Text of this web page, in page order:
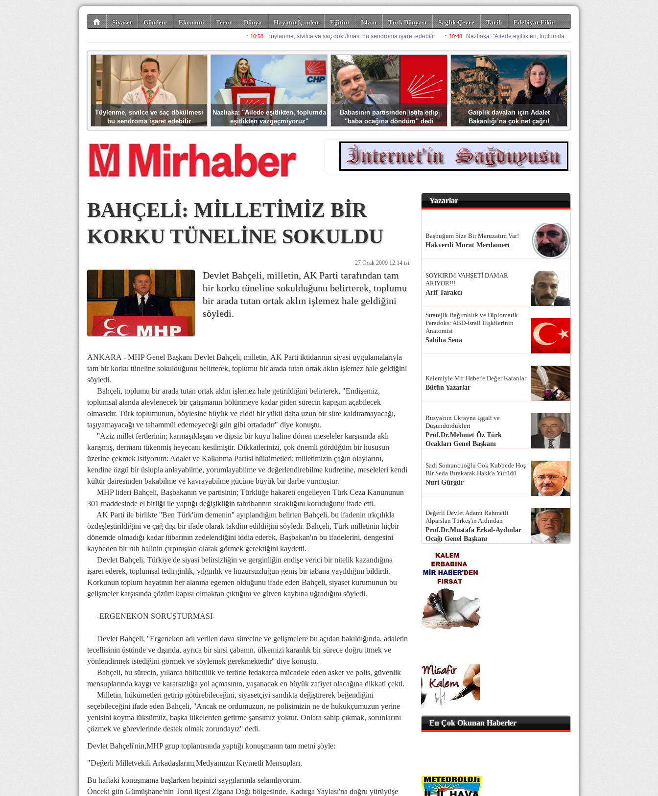
Siyaset Gündem Ekonomi Terör Dünya Hayatın İçinden Eğitim İslam Türk Dünyası Sağlık-Çevre Tarih
Edebiyat-Fikir
Spor Misafir Kalem Foto Galeriler
Tüylenme, sivilce ve saç dökülmesi
bu sendroma işaret edebilir
Nazlıaka: ''Ailede eşitlikten, toplumda
eşitlikten vazgeçmiyoruz''
Babasının partisinden istifa edip
''baba ocağına döndüm'' dedi
Gaiplik davaları için Adalet
Bakanlığı’na çok net çağrı!
BAHÇELİ: MİLLETİMİZ BİR
KORKU TÜNELİNE SOKULDU
27 Ocak 2009 12:14 tsi
Devlet Bahçeli, milletin, AK Parti tarafından tam
bir korku tüneline sokulduğunu belirterek, toplumu
bir arada tutan ortak aklın işlemez hale geldiğini
söyledi.
ANKARA - MHP Genel Başkanı Devlet Bahçeli, milletin, AK Parti iktidarının siyasi uygulamalarıyla
tam bir korku tüneline sokulduğunu belirterek, toplumu bir arada tutan ortak aklın işlemez hale geldiğini
söyledi.
Bahçeli, toplumu bir arada tutan ortak aklın işlemez hale getirildiğini belirterek, "Endişemiz,
toplumsal alanda alevlenecek bir çatışmanın bölünmeye kadar giden sürecin kapışım açabilecek
olmasıdır. Türk toplumunun, böylesine büyük ve ciddi bir yükü daha uzun bir süre kaldıramayacağı,
taşıyamayacağı ve tahammül edemeyeceği gün gibi ortadadır" diye konuştu.
''Aziz millet fertlerinin; karmaşıklaşan ve dipsiz bir kuyu haline dönen meseleler karşısında aklı
karışmış, dermanı tükenmiş heyecanı kesilmiştir. Dikkatlerinizi, çok önemli gördüğüm bir hususun
üzerine çekmek istiyorum: Adalet ve Kalkınma Partisi hükümetleri; milletimizin çağın olaylarını,
kendine özgü bir üslupla anlayabilme, yorumlayabilme ve değerlendirebilme kudretine, meseleleri kendi
kültür dairesinden bakabilme ve kavrayabilme gücüne büyük bir darbe vurmuştur.
MHP lideri Bahçeli, Başbakanın ve partisinin; Türklüğe hakareti engelleyen Türk Ceza Kanununun
301 maddesinde el birliği ile yaptığı değişikliğin tahribatının sıcaklığını koruduğunu ifade etti.
AK Parti ile birlikte ''Ben Türk'üm demenin'' ayıplandığını belirten Bahçeli, bu ifadenin ırkçılıkla
özdeşleştirildiğini ve çağ dışı bir ifade olarak takdim edildiğini söyledi. Bahçeli, Türk milletinin hiçbir
dönemde olmadığı kadar itibarının zedelendiğini iddia ederek, Başbakan'ın bu ifadelerini, dengesini
kaybeden bir ruh halinin çırpınışları olarak görmek gerektiğini kaydetti.
Devlet Bahçeli, Türkiye'de siyasi belirsizliğin ve gerginliğin endişe verici bir nitelik kazandığına
işaret ederek, toplumsal tedirginlik, yılgınlık ve huzursuzluğun geniş bir tabana yayıldığını bildirdi.
Korkunun toplum hayatının her alanına egemen olduğunu ifade eden Bahçeli, siyaset kurumunun bu
gelişmeler karşısında çözüm kapısı olmaktan çıktığını ve güven kaybına uğradığını söyledi.
-ERGENEKON SORUŞTURMASI-
Devlet Bahçeli, ''Ergenekon adı verilen dava sürecine ve gelişmelere bu açıdan bakıldığında, adaletin
tecellisinin üstünde ve dışında, ayrıca bir sinsi çabanın, ülkemizi karanlık bir sürece doğru itmek ve
yönlendirmek istediğini görmek ve söylemek gerekmektedir'' diye konuştu.
Bahçeli, bu sürecin, yıllarca bölücülük ve terörle fedakarca mücadele eden asker ve polis, güvenlik
mensuplarında kaygı ve kararsızlığa yol açmasının, yaşanacak en büyük zafiyet olacağına dikkati çekti.
Milletin, hükümetleri getirip götürebileceğini, siyasetçiyi sandıkta değiştirerek beğendiğini
seçebileceğini ifade eden Bahçeli, ''Ancak ne ordumuzun, ne polisimizin ne de hukukçumuzun yerine
yenisini koyma lüksümüz, başka ülkelerden getirme şansımız yoktur. Onlara sahip çıkmak, sorunlarını
çözmek ve görevlerinde destek olmak zorundayız'' dedi.
Devlet Bahçeli'nin,MHP grup toplantısında yaptığı konuşmanın tam metni şöyle:
"Değerli Milletvekili Arkadaşlarım,Medyamızın Kıymetli Mensupları,
Bu haftaki konuşmama başlarken hepinizi saygılarımla selamlıyorum.
Önceki gün Gümüşhane'nin Torul ilçesi Zigana Dağı bölgesinde, Kadırga Yaylası'na doğru yürüyüşe
Yazarlar
Başbuğum Size Bir Maruzatım Var!
Hakverdi Murat Merdamert
SOYKIRIM VAHŞETİ DAMAR
ARIYOR!!!
Arif Tarakcı
Stratejik Bağımlılık ve Diplomatik
Paradoks: ABD-İsrail İlişkilerinin
Anatomisi
Sabiha Sena
Kalemiyle Mir Haber'e Değer Katanlar
Bütün Yazarlar
Rusya'nın Ukrayna işgali ve
Düşündürdükleri
Prof.Dr.Mehmet Öz Türk
Ocakları Genel Başkanı
Sadi Somuncuoğlu Gök Kubbede Hoş
Bir Seda Bırakarak Hakk'a Yürüdü
Nuri Gürgür
Değerli Devlet Adamı Rahmetli
Alparslan Türkeş'in Ardından
Prof.Dr.Mustafa Erkal-Aydınlar
Ocağı Genel Başkanı
En Çok Okunan Haberler